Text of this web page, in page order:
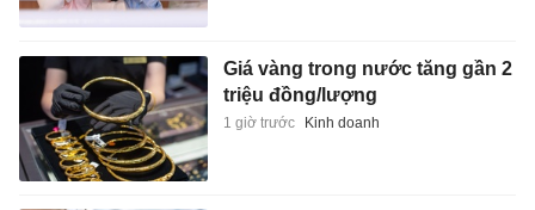
Giá vàng trong nước tăng gần 2
triệu đồng/lượng
1 giờ trước Kinh doanh